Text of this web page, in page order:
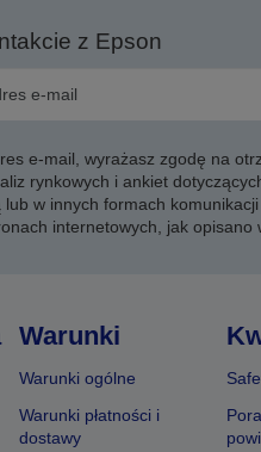
z Epson
e-mail, wyrażasz zgodę na
rynkowych i ankiet
w innych formach
internetowych, jak opisano
Warunki
Warunki ogólne
Warunki płatności i
dostawy